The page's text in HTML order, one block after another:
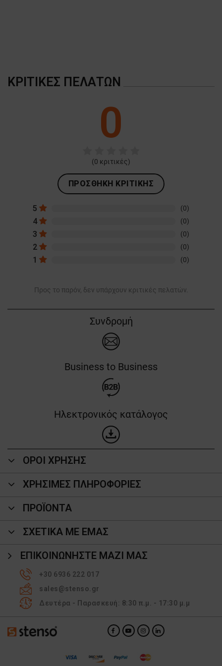
ΚΡΙΤΙΚΈΣ ΠΕΛΑΤΏΝ
0
(0 κριτικές)
ΠΡΟΣΘΉΚΗ ΚΡΙΤΙΚΉΣ
5 (0)
4 (0)
3 (0)
2 (0)
1 (0)
Προς το παρόν, δεν υπάρχουν κριτικές πελατών.
Συνδρομή
Business to Business
Ηλεκτρονικός κατάλογος
ΟΡΟΙ ΧΡΗΣΗΣ
ΧΡΗΣΙΜΕΣ ΠΛΗΡΟΦΟΡΙΕΣ
ΠΡΟΪΌΝΤΑ
ΣΧΕΤΙΚΑ ΜΕ ΕΜΑΣ
ΕΠΙΚΟΙΝΩΝΉΣΤΕ ΜΑΖΊ ΜΑΣ
+30 6936 222 017
sales@stenso.gr
Δευτέρα - Παρασκευή: 8:30 π.μ. - 17:30 μ.μ